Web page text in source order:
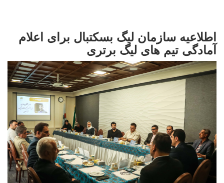
اطلاعیه سازمان لیگ بسکتبال برای اعلام
آمادگی تیم های لیگ برتری